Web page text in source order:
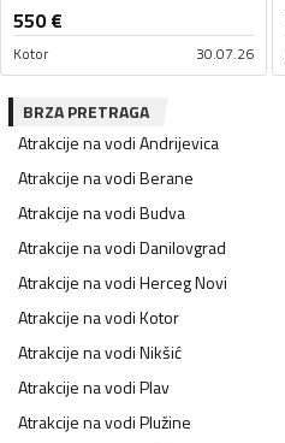
550€
Kotor 30.07.26
BRZA PRETRAGA
Atrakcije na vodiAndrijevica
Atrakcije na vodiBerane
Atrakcije na vodiBudva
Atrakcije na vodiDanilovgrad
Atrakcije na vodiHerceg Novi
Atrakcije na vodiKotor
Atrakcije na vodiNikšić
Atrakcije na vodiPlav
Atrakcije na vodiPlužine